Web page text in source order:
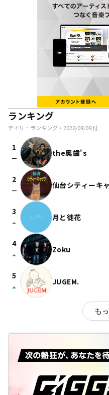
ランキング
デイリーランキング・ 2026/08/09付
1
check_indeterminate_small the奥歯's
2
check_indeterminate_small 仙台シティーキ
3
arrow_drop_up 月と徒花
4
arrow_drop_up Zoku
5
arrow_drop_up JUGEM.
も